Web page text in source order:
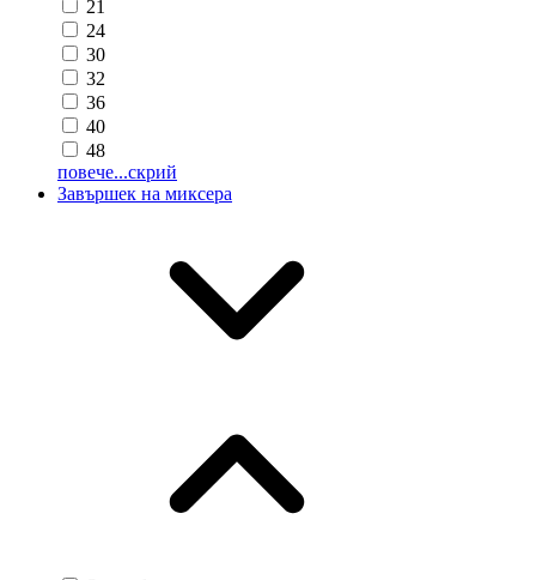
21
24
30
32
36
40
48
повече...скрий
Завършек на миксера